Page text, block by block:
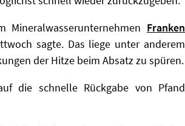
Franken
sagte. Das liege unter anderem
der Hitze beim Absatz zu spüren.
die schnelle Rückgabe von Pfand